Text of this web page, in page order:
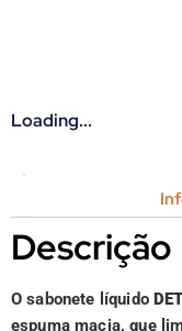
Loading...
Descrição
O sabonete líquido
espuma macia, que